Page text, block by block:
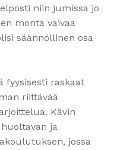
niin jumissa jo
monta vaivaa
säännöllinen osa
fyysisesti raskaat
riittävää
Kävin
huoltavan ja
jossa